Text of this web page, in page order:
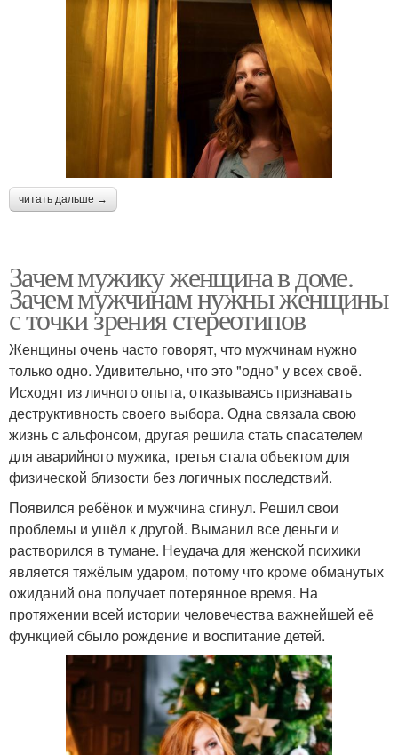
читать дальше →
Зачем мужику женщина в доме.
Зачем мужчинам нужны женщины
с точки зрения стереотипов
Женщины очень часто говорят, что мужчинам нужно
только одно. Удивительно, что это "одно" у всех своё.
Исходят из личного опыта, отказываясь признавать
деструктивность своего выбора. Одна связала свою
жизнь с альфонсом, другая решила стать спасателем
для аварийного мужика, третья стала объектом для
физической близости без логичных последствий.
Появился ребёнок и мужчина сгинул. Решил свои
проблемы и ушёл к другой. Выманил все деньги и
растворился в тумане. Неудача для женской психики
является тяжёлым ударом, потому что кроме обманутых
ожиданий она получает потерянное время. На
протяжении всей истории человечества важнейшей её
функцией сбыло рождение и воспитание детей.